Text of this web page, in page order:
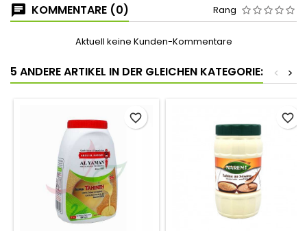
KOMMENTARE (0) Rang
Aktuell keine Kunden-Kommentare
5 ANDERE ARTIKEL IN DER GLEICHEN KATEGORIE: >
<
favorite_border favorite_border